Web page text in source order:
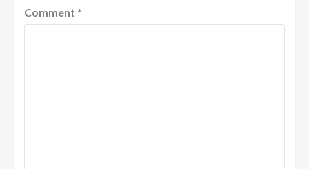
Comment *